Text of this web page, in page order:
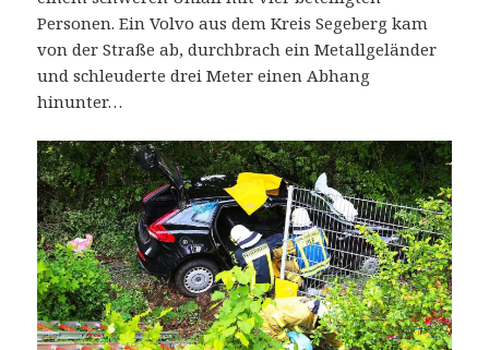
Personen. Ein Volvo aus dem Kreis Segeberg kam
von der Straße ab, durchbrach ein Metallgeländer
und schleuderte drei Meter einen Abhang
hinunter…